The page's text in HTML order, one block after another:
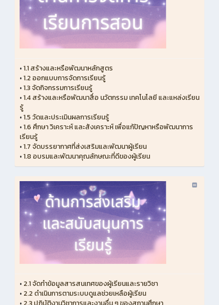
•1.1 สร้างและหรือพัฒนาหลักสูตร
•1.2 ออกแบบการจัดการเรียนรู้
•1.3 จัดกิจกรรมการเรียนรู้
•1.4 สร้างและหรือพัฒนาสื่อ นวัตกรรม เทคโนโลยี และแหล่งเรียน
รู้
•1.5 วัดและประเมินผลการเรียนรู้
•1.6 ศึกษา วิเคราะห์ และสังเคราะห์ เพื่อแก้ปัญหาหรือพัฒนาการ
เรียนรู้
•1.7 จัดบรรยากาศที่ส่งเสริมและพัฒนาผู้เรียน
•1.8 อบรมและพัฒนาคุณลักษณะที่ดีของผู้เรียน
• 2.1 จัดทำข้อมูลสารสนเทศของผู้เรียนและรายวิชา
• 2.2 ดำเนินการตามระบบดูแลช่วยเหลือผู้เรียน